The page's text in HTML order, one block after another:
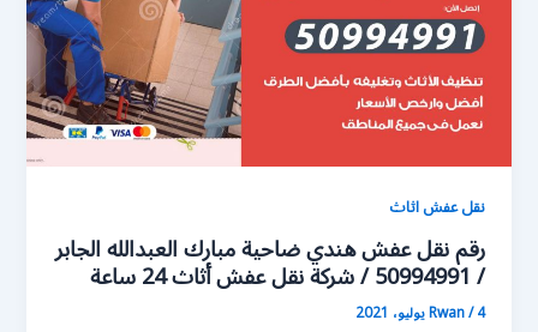
نقل عفش اثاث
رقم نقل عفش هندي ضاحية مبارك العبدالله الجابر
/ 50994991 / شركة نقل عفش أثاث 24 ساعة
Rwan/4 يوليو، 2021